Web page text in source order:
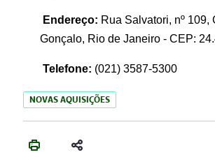
Endereço: Rua Salvatori, nº 109,
Gonçalo, Rio de Janeiro - CEP:
Telefone: (021) 3587-5300
NOVAS AQUISIÇÕES